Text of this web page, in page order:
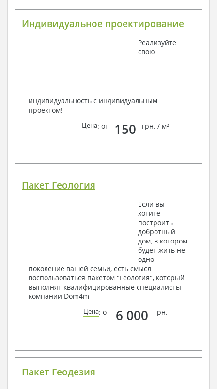
Индивидуальное проектирование
Реализуйте
свою
индивидуальность с индивидуальным
проектом!
Цена: от 150 грн. / м²
Пакет Геология
Если вы
хотите
построить
добротный
дом, в котором
будет жить не
одно
поколение вашей семьи, есть смысл
воспользоваться пакетом "Геология", который
выполнят квалифицированные специалисты
компании Dom4m
Цена: от 6 000 грн.
Пакет Геодезия